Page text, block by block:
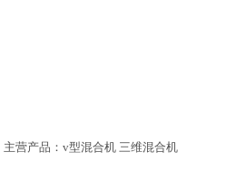
主营产品：v型混合机 三维混合机